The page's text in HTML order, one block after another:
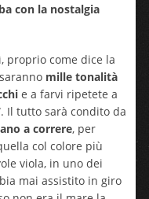
con la nostalgia
proprio come dice la
mille tonalità
e a farvi ripetete a
Il tutto sarà condito da
a correre, per
col colore più
viola, in uno dei
mai assistito in giro